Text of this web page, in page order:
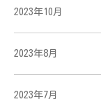
2023年10月
2023年8月
2023年7月